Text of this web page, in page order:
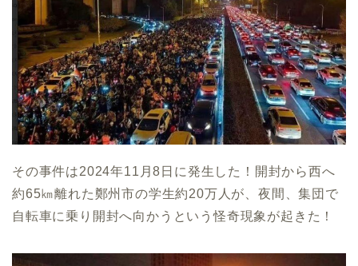
その事件は2024年11月8日に発生した！開封から西へ
約65㎞離れた鄭州市の学生約20万人が、夜間、集団で
自転車に乗り開封へ向かうという怪奇現象が起きた！